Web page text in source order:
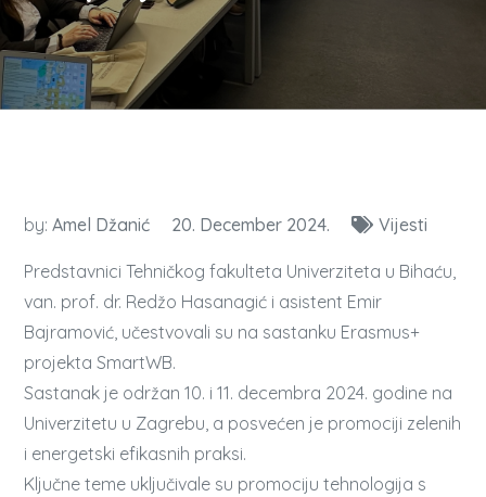
by:Amel Džanić 20. December 2024. Vijesti
Predstavnici Tehničkog fakulteta Univerziteta u Bihaću,
van. prof. dr. Redžo Hasanagić i asistent Emir
Bajramović, učestvovali su na sastanku Erasmus+
projekta SmartWB.
Sastanak je održan 10. i 11. decembra 2024. godine na
Univerzitetu u Zagrebu, a posvećen je promociji zelenih
i energetski efikasnih praksi.
Ključne teme uključivale su promociju tehnologija s